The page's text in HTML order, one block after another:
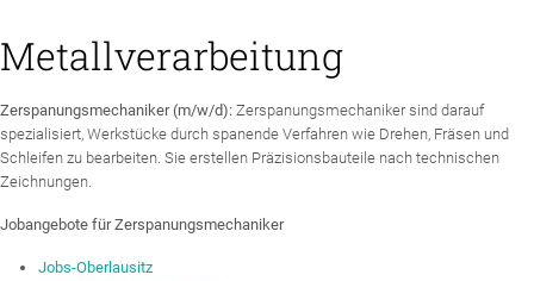
Metallverarbeitung
Zerspanungsmechaniker (m/w/d): Zerspanungsmechaniker sind darauf
spezialisiert, Werkstücke durch spanende Verfahren wie Drehen, Fräsen und
Schleifen zu bearbeiten. Sie erstellen Präzisionsbauteile nach technischen
Zeichnungen.
Jobangebote für Zerspanungsmechaniker
Jobs-Oberlausitz